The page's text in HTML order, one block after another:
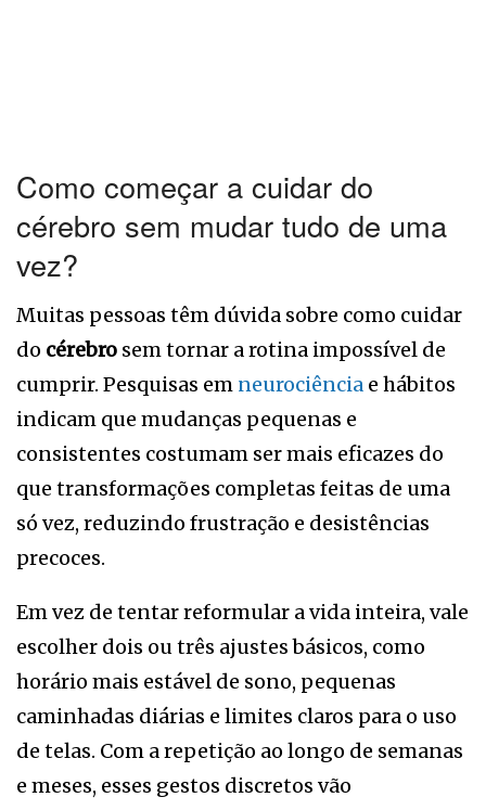
Como começar a cuidar do
cérebro sem mudar tudo de uma
vez?
Muitas pessoas têm dúvida sobre como cuidar
do cérebro sem tornar a rotina impossível de
cumprir. Pesquisas em neurociência e hábitos
indicam que mudanças pequenas e
consistentes costumam ser mais eficazes do
que transformações completas feitas de uma
só vez, reduzindo frustração e desistências
precoces.
Em vez de tentar reformular a vida inteira, vale
escolher dois ou três ajustes básicos, como
horário mais estável de sono, pequenas
caminhadas diárias e limites claros para o uso
de telas. Com a repetição ao longo de semanas
e meses, esses gestos discretos vão